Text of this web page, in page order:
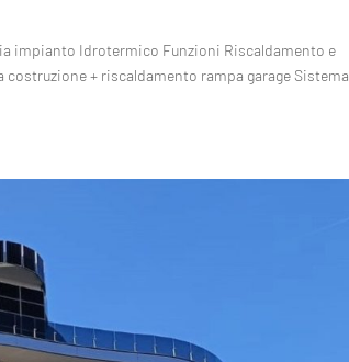
impianto Idrotermico Funzioni Riscaldamento e
+ riscaldamento rampa garage